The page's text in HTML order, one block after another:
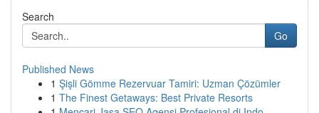
Search
Go
Published News
1 Şişli Gömme Rezervuar Tamiri: Uzman Çözümler
1 The Finest Getaways: Best Private Resorts